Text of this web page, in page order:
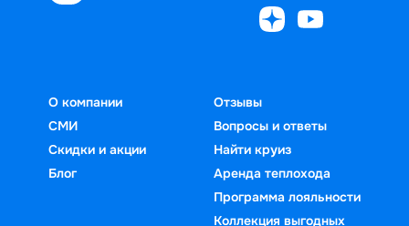
О компании
СМИ
Скидки и акции
Блог
Отзывы
Вопросы и ответы
Найти круиз
Аренда теплохода
Программа лояльности
Коллекция выгодных